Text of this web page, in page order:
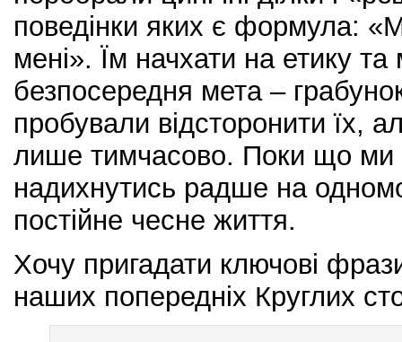
поведінки яких є формула:
мені». Їм начхати на етику
безпосередня мета –
пробували відсторонити їх,
лише тимчасово. Поки що ми
надихнутись радше на
постійне чесне життя.
Хочу пригадати ключові
наших попередніх Круглих